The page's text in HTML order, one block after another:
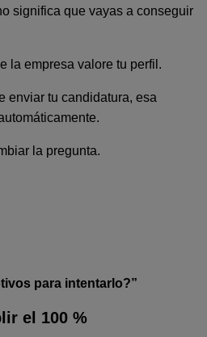
significa que vayas a conseguir
la empresa valore tu perfil.
enviar tu candidatura, esa
la pregunta.
para intentarlo?”
el 100 %